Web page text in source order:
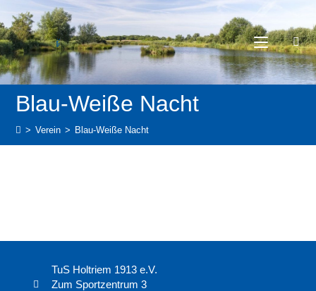
Blau-Weiße Nacht
> Verein > Blau-Weiße Nacht
TuS Holtriem 1913 e.V.
Zum Sportzentrum 3